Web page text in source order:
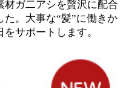
材ガ二アシを贅沢に配合
た。大事な“髪”に働きか
サポートします。